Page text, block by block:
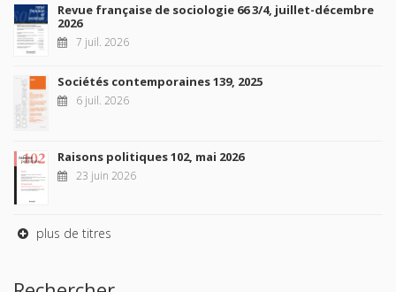
Revue française de sociologie 66 3/4, juillet-décembre
2026
7 juil. 2026
Sociétés contemporaines 139, 2025
6 juil. 2026
Raisons politiques 102, mai 2026
23 juin 2026
plus de titres